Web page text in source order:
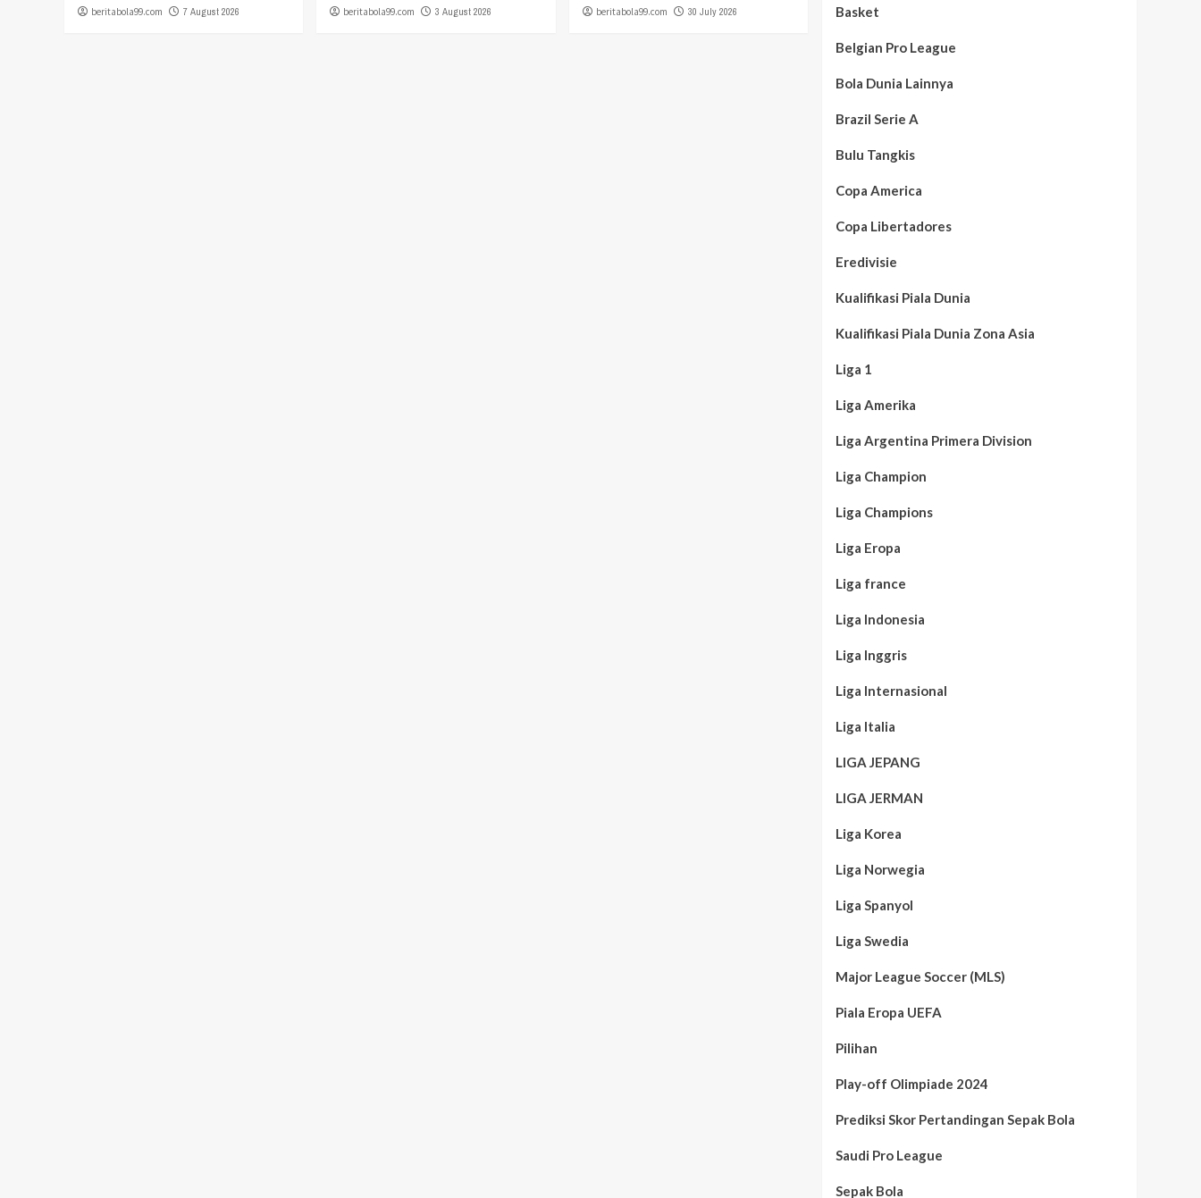
beritabola99.com 7 August 2026 beritabola99.com 3 August 2026 beritabola99.com 30 July 2026 Basket
Belgian Pro League
Bola Dunia Lainnya
Brazil Serie A
Bulu Tangkis
Copa America
Copa Libertadores
Eredivisie
Kualifikasi Piala Dunia
Kualifikasi Piala Dunia Zona Asia
Liga 1
Liga Amerika
Liga Argentina Primera Division
Liga Champion
Liga Champions
Liga Eropa
Liga france
Liga Indonesia
Liga Inggris
Liga Internasional
Liga Italia
LIGA JEPANG
LIGA JERMAN
Liga Korea
Liga Norwegia
Liga Spanyol
Liga Swedia
Major League Soccer (MLS)
Piala Eropa UEFA
Pilihan
Play-off Olimpiade 2024
Prediksi Skor Pertandingan Sepak Bola
Saudi Pro League
Sepak Bola